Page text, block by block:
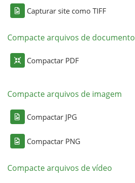
Capturar site como TIFF
Compacte arquivos de documento
Compactar PDF
Compacte arquivos de imagem
Compactar JPG
Compactar PNG
Compacte arquivos de vídeo